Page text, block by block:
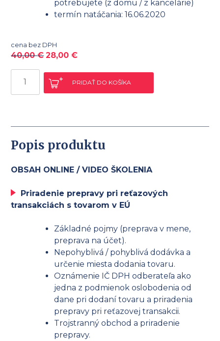
potrebujete (z domu / z kancelárie)
termín natáčania: 16.06.2020
cena bez DPH
40,00€ 28,00€
množstvo
Priradenie
s
v
PRIDAŤ DO KOŠÍKA
Popis produktu
OBSAH ONLINE / VIDEO ŠKOLENIA
Priradenie prepravy pri reťazových
transakciách s tovarom v EÚ
Základné pojmy (preprava v mene,
preprava na účet).
Nepohyblivá / pohyblivá dodávka a
určenie miesta dodania tovaru.
Oznámenie IČ DPH odberateľa ako
jedna z podmienok oslobodenia od
dane pri dodaní tovaru a priradenia
prepravy pri reťazovej transakcii.
Trojstranný obchod a priradenie
prepravy.